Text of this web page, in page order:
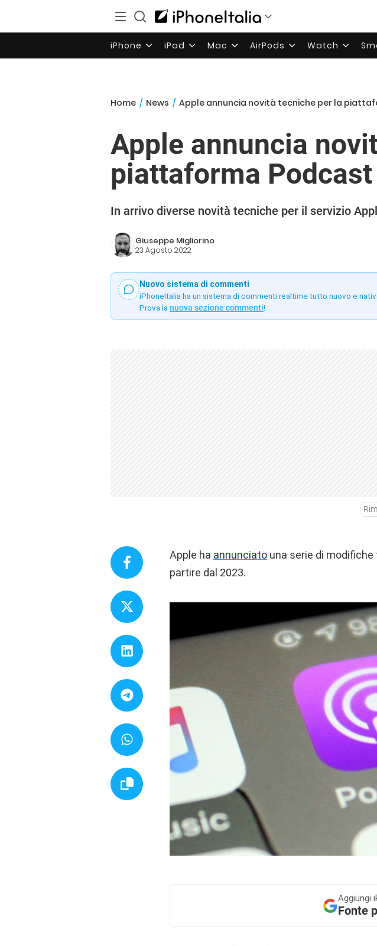
iPhone iPad Mac AirPods Watch
Home / News / Apple annuncia novità tecniche per la
Apple annuncia
piattaforma Podcast
In arrivo diverse novità tecniche per il servizio
Giuseppe Migliorino
23 Agosto 2022
Nuovo sistema di commenti
iPhoneItalia ha un sistema di commenti realtime tutto nuovo e
Prova la nuova sezione commenti!
Apple ha annunciato una serie di
partire dal 2023.
Aggiungi
Fonte